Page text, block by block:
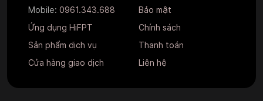
Mobile: 0961.343.688
Ứng dụng HiFPT
Sản phẩm dịch vụ
Cửa hàng giao dịch
Bảo mật
Chính sách
Thanh toán
Liên hệ